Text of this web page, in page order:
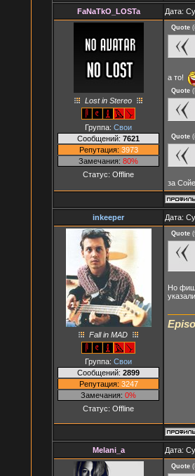
FaNaTkO_LOSTa Дата:
Lost in Stereo
Группа: Свои
Сообщений: 7621
Репутация: 3973
Замечания: 80%
Статус: Offline
Quote (
а то!
Quote (
Quote (
за
inkeeper Дата:
Fall in MAD
Группа: Свои
Сообщений: 2899
Репутация: 3247
Замечания: 0%
Статус: Offline
Quote (
Но
Melani_a Дата:
Quote (